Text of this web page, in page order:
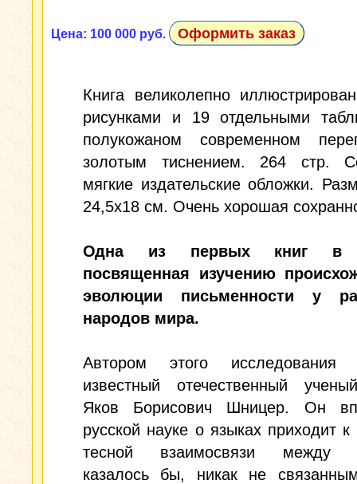
Цена: 100 000 руб. Оформить заказ
Книга великолепно
рисунками и 19 отдельными
полукожаном современном
золотым тиснением. 264 стр.
мягкие издательские обложки.
24,5x18 см. Очень хорошая
Одна из первых книг в
посвященная изучению
эволюции письменности у
народов мира.
Автором этого исследования
известный отечественный
Яков Борисович Шницер. Он
русской науке о языках приходит
тесной взаимосвязи между
казалось бы, никак не